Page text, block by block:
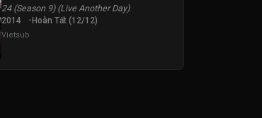
24 (Season 9) (Live Another Day)
2014 Hoàn Tất (12/12)
Vietsub